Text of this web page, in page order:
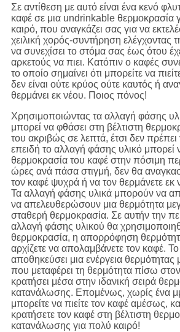
Σε αντίθεση με αυτό είναι ένα κενό
καφέ σε μια undrinkable θερμοκρασία
καιρό, που αναγκάζει σας για να
χειλική χορός-συντήρηση ελέγχοντας
να συνεχίσει το στόμα σας έως ότου
αρκετούς να πιει. Κατόπιν ο καφές
το οποίο σημαίνει ότι μπορείτε να
δεν είναι ούτε κρύος ούτε καυτός ή
θερμάνει εκ νέου. Ποιος πόνος!
Χρησιμοποιώντας τα αλλαγή φάσης
μπορεί να φθάσει στη βέλτιστη
του ακριβώς σε λεπτά, έτσι δεν πρέπει
επειδή το αλλαγή φάσης υλικό μπορεί
θερμοκρασία του καφέ στην πόσιμη
ώρες ανά πάσα στιγμή, δεν θα
τον καφέ ψυχρά ή να τον θερμάνετε εκ
Τα αλλαγή φάσης υλικά μπορούν να
να απελευθερώσουν μια θερμότητα
σταθερή θερμοκρασία. Σε αυτήν την
αλλαγή φάσης υλικού θα
θερμοκρασία, η απορρόφηση
αρχίζετε να απολαμβάνετε τον καφέ. Το
αποθηκεύσει μια ενέργεια
που μεταφέρει τη θερμότητα πίσω
κρατήσει μέσα στην ιδανική σειρά
κατανάλωσης. Επομένως, χωρίς ένα
μπορείτε να πιείτε τον καφέ αμέσως,
κρατήσετε τον καφέ στη βέλτιστη
κατανάλωσης για πολύ καιρό!